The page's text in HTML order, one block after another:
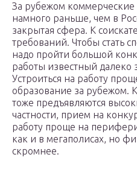
За рубежом
намного раньше, чем в
закрытая сфера. К
требований. Чтобы стать
надо пройти большой
работы известный далеко
Устроиться на работу
образование за рубежом.
тоже предъявляются
частности, прием на
работу проще на
как и в мегаполисах, но
скромнее.